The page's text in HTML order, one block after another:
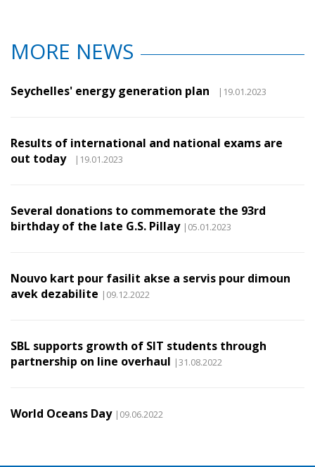
MORE NEWS
Seychelles' energy generation plan |19.01.2023
Results of international and national exams are
out today
|19.01.2023
Several donations to commemorate the 93rd
birthday of the late G.S. Pillay |05.01.2023
Nouvo kart pour fasilit akse a servis pour dimoun
avek dezabilite |09.12.2022
SBL supports growth of SIT students through
partnership on line overhaul |31.08.2022
World Oceans Day |09.06.2022